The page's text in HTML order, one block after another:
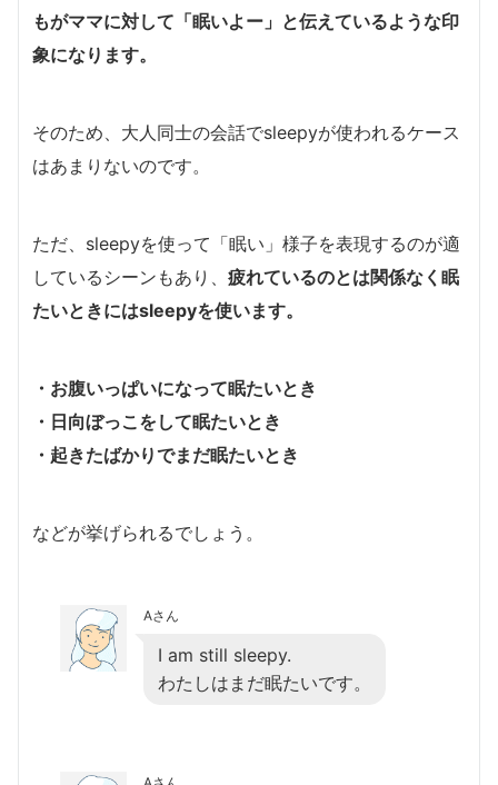
もがママに対して「眠いよー」と伝えているような印
象になります。
そのため、大人同士の会話でsleepyが使われるケース
はあまりないのです。
ただ、sleepyを使って「眠い」様子を表現するのが適
しているシーンもあり、 疲れているのとは関係なく眠
たいときにはsleepyを使います。
・お腹いっぱいになって眠たいとき
・日向ぼっこをして眠たいとき
・起きたばかりでまだ眠たいとき
などが挙げられるでしょう。
Aさん
I am still sleepy.
わたしはまだ眠たいです。